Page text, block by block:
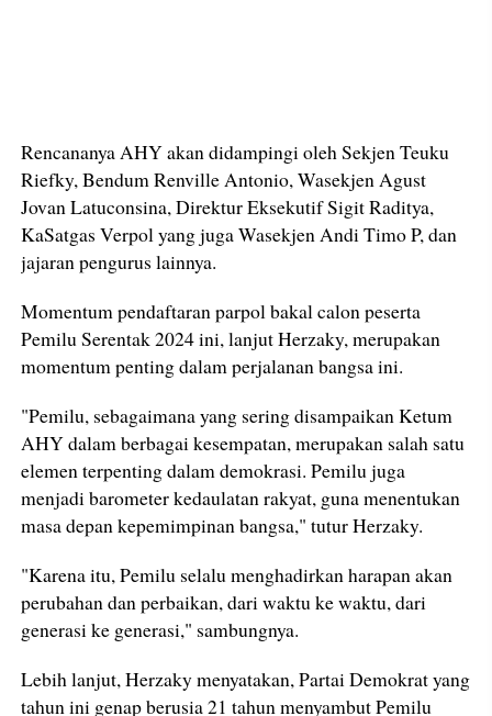
Rencananya AHY akan didampingi oleh Sekjen Teuku
Riefky, Bendum Renville Antonio, Wasekjen Agust
Jovan Latuconsina, Direktur Eksekutif Sigit Raditya,
KaSatgas Verpol yang juga Wasekjen Andi Timo P, dan
jajaran pengurus lainnya.
Momentum pendaftaran parpol bakal calon peserta
Pemilu Serentak 2024 ini, lanjut Herzaky, merupakan
momentum penting dalam perjalanan bangsa ini.
"Pemilu, sebagaimana yang sering disampaikan Ketum
AHY dalam berbagai kesempatan, merupakan salah satu
elemen terpenting dalam demokrasi. Pemilu juga
menjadi barometer kedaulatan rakyat, guna menentukan
masa depan kepemimpinan bangsa," tutur Herzaky.
"Karena itu, Pemilu selalu menghadirkan harapan akan
perubahan dan perbaikan, dari waktu ke waktu, dari
generasi ke generasi," sambungnya.
Lebih lanjut, Herzaky menyatakan, Partai Demokrat yang
tahun ini genap berusia 21 tahun menyambut Pemilu